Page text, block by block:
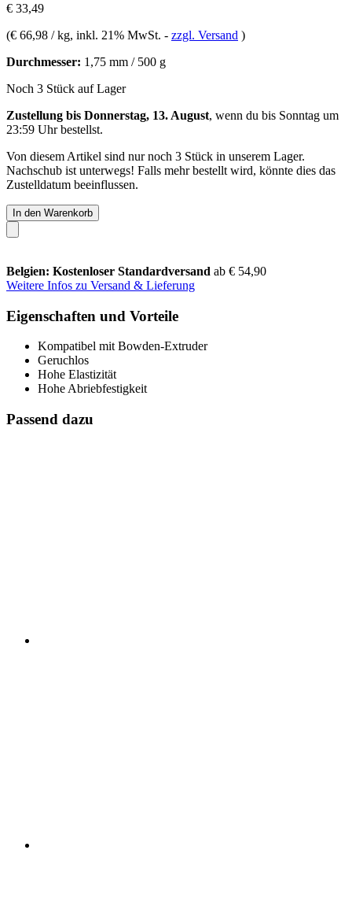
€ 33,49
(€ 66,98 / kg, inkl. 21% MwSt. - zzgl. Versand )
Durchmesser: 1,75 mm / 500 g
Noch 3 Stück auf Lager
Zustellung bis Donnerstag, 13. August, wenn du bis Sonntag um
23:59 Uhrbestellst.
Von diesem Artikel sind nur noch 3 Stück in unserem Lager.
Nachschub ist unterwegs! Falls mehr bestellt wird, könnte dies das
Zustelldatum beeinflussen.
In den Warenkorb
Belgien: Kostenloser Standardversand ab € 54,90
Weitere Infos zu Versand & Lieferung
Eigenschaften und Vorteile
Kompatibel mit Bowden-Extruder
Geruchlos
Hohe Elastizität
Hohe Abriebfestigkeit
Passend dazu